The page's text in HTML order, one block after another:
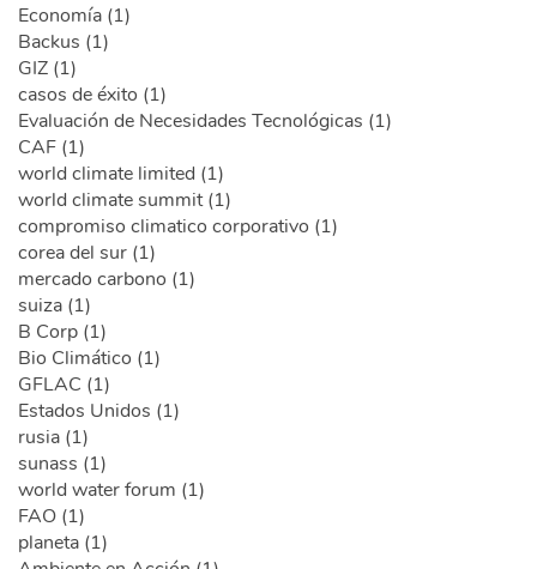
Economía (1)
Backus (1)
GIZ (1)
casos de éxito (1)
Evaluación de Necesidades Tecnológicas (1)
CAF (1)
world climate limited (1)
world climate summit (1)
compromiso climatico corporativo (1)
corea del sur (1)
mercado carbono (1)
suiza (1)
B Corp (1)
Bio Climático (1)
GFLAC (1)
Estados Unidos (1)
rusia (1)
sunass (1)
world water forum (1)
FAO (1)
planeta (1)